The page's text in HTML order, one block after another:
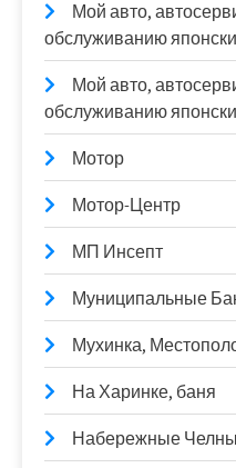
Мой авто,
обслуживанию
Мой авто,
обслуживанию
Мотор
Мотор-Центр
МП Инсепт
Муниципальные
Мухинка,
На Харинке, баня
Набережные